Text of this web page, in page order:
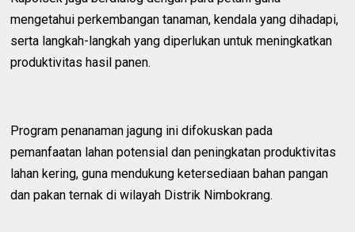
mengetahui perkembangan tanaman, kendala yang dihadapi,
serta langkah-langkah yang diperlukan untuk meningkatkan
produktivitas hasil panen.
Program penanaman jagung ini difokuskan pada
pemanfaatan lahan potensial dan peningkatan produktivitas
lahan kering, guna mendukung ketersediaan bahan pangan
dan pakan ternak di wilayah Distrik Nimbokrang.